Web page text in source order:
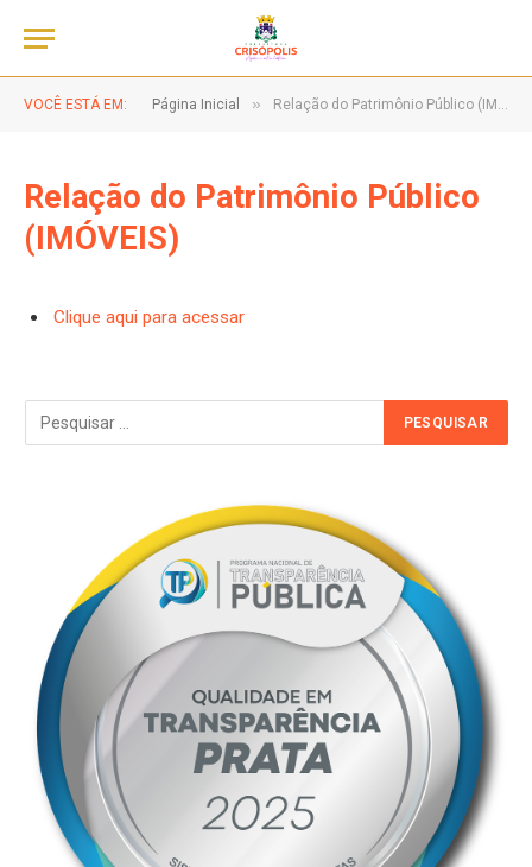
VOCÊ ESTÁ EM: Página Inicial » Relação do Patrimônio Público (IMÓVEIS)
Relação do Patrimônio Público
(IMÓVEIS)
Clique aqui para acessar